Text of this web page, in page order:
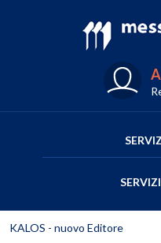
KALOS - nuovo Editore